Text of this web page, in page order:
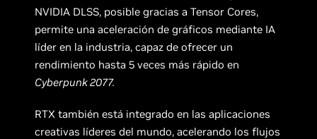
NVIDIA DLSS, posible gracias a Tensor Cores,
permite una aceleración de gráficos mediante IA
líder en la industria, capaz de ofrecer un
rendimiento hasta 5 veces más rápido en
Cyberpunk 2077.
RTX también está integrado en las aplicaciones
creativas líderes del mundo, acelerando los flujos